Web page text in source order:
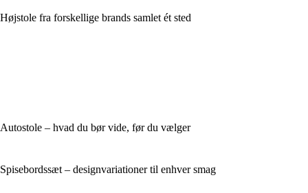
Højstole fra forskellige brands samlet ét sted
Autostole – hvad du bør vide, før du vælger
Spisebordssæt – designvariationer til enhver smag